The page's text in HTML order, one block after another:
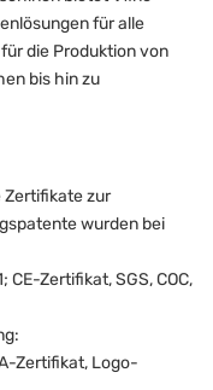
für alle
die Produktion von
bis hin zu
Zertifikate zur
wurden bei
Zertifikat, SGS, COC,
Zertifikat, Logo-